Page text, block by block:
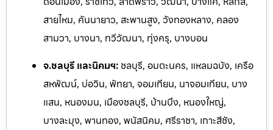
สายไหม, คันนายาว, สะพานสูง, วังทองหลาง, คลอง
สามวา, บางนา, ทวีวัฒนา, ทุ่งครุ, บางบอน
จ.ชลบุรี และนิคมฯ: ชลบุรี, อมตะนคร, แหลมฉบัง, เครือ
สหพัฒน์, บ่อวิน, พัทยา, จอมเทียน, นาจอมเทียน, บาง
แสน, หนองมน, เมืองชลบุรี, บ้านบึง, หนองใหญ่,
บางละมุง, พานทอง, พนัสนิคม, ศรีราชา, เกาะสีชัง,